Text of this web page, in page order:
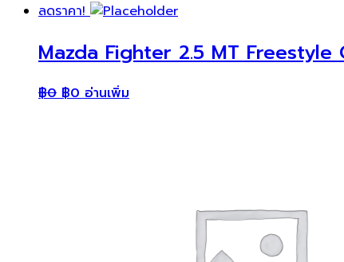
ลดราคา!
Mazda Fighter 2.5 MT Freestyle
฿0 ฿0 อ่านเพิ่ม